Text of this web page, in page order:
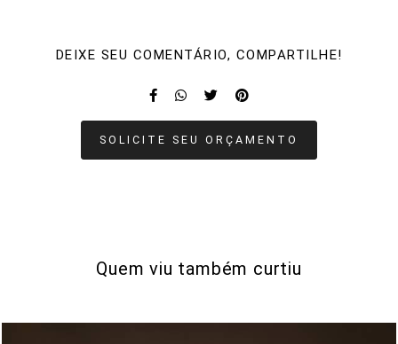
DEIXE SEU COMENTÁRIO, COMPARTILHE!
SOLICITE SEU ORÇAMENTO
Quem viu também curtiu